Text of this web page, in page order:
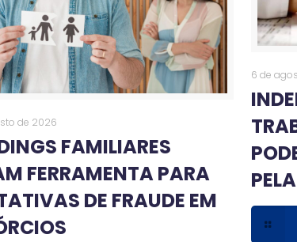
de 2026
FAMILIARES
FERRAMENTA PARA
DE FRAUDE EM
6 de